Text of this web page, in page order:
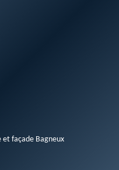
façade Bagneux